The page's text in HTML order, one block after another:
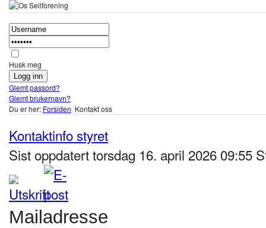
Husk meg
Glemt passord?
Glemt brukernavn?
Du er her: Forsiden Kontakt oss
Kontaktinfo styret
Sist oppdatert torsdag 16. april 2026 09:55
Mailadresse